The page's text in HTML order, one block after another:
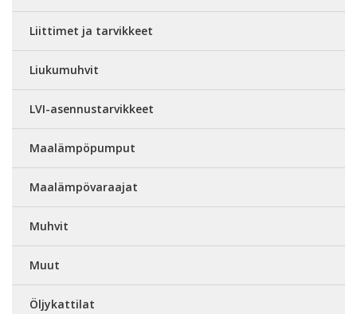
Liittimet ja tarvikkeet
Liukumuhvit
LVI-asennustarvikkeet
Maalämpöpumput
Maalämpövaraajat
Muhvit
Muut
Öljykattilat